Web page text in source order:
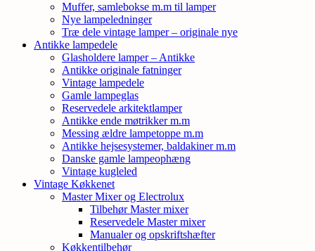
Muffer, samlebokse m.m til lamper
Nye lampeledninger
Træ dele vintage lamper – originale nye
Antikke lampedele
Glasholdere lamper – Antikke
Antikke originale fatninger
Vintage lampedele
Gamle lampeglas
Reservedele arkitektlamper
Antikke ende møtrikker m.m
Messing ældre lampetoppe m.m
Antikke hejsesystemer, baldakiner m.m
Danske gamle lampeophæng
Vintage kugleled
Vintage Køkkenet
Master Mixer og Electrolux
Tilbehør Master mixer
Reservedele Master mixer
Manualer og opskriftshæfter
Køkkentilbehør